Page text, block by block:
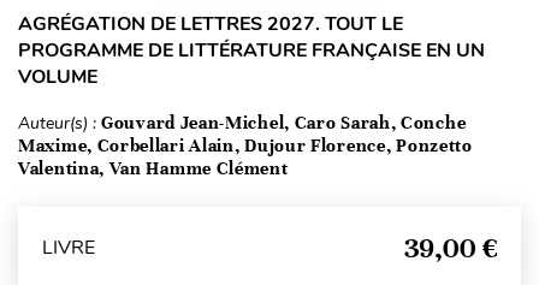
AGRÉGATION DE LETTRES 2027. TOUT LE
PROGRAMME DE LITTÉRATURE FRANÇAISE EN UN
VOLUME
Auteur(s) : Gouvard Jean-Michel, Caro Sarah, Conche
Maxime, Corbellari Alain, Dujour Florence, Ponzetto
Valentina, Van Hamme Clément
LIVRE 39,00 €